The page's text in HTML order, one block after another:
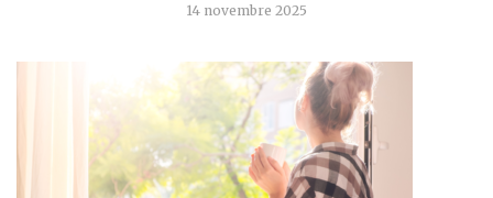
14 novembre 2025